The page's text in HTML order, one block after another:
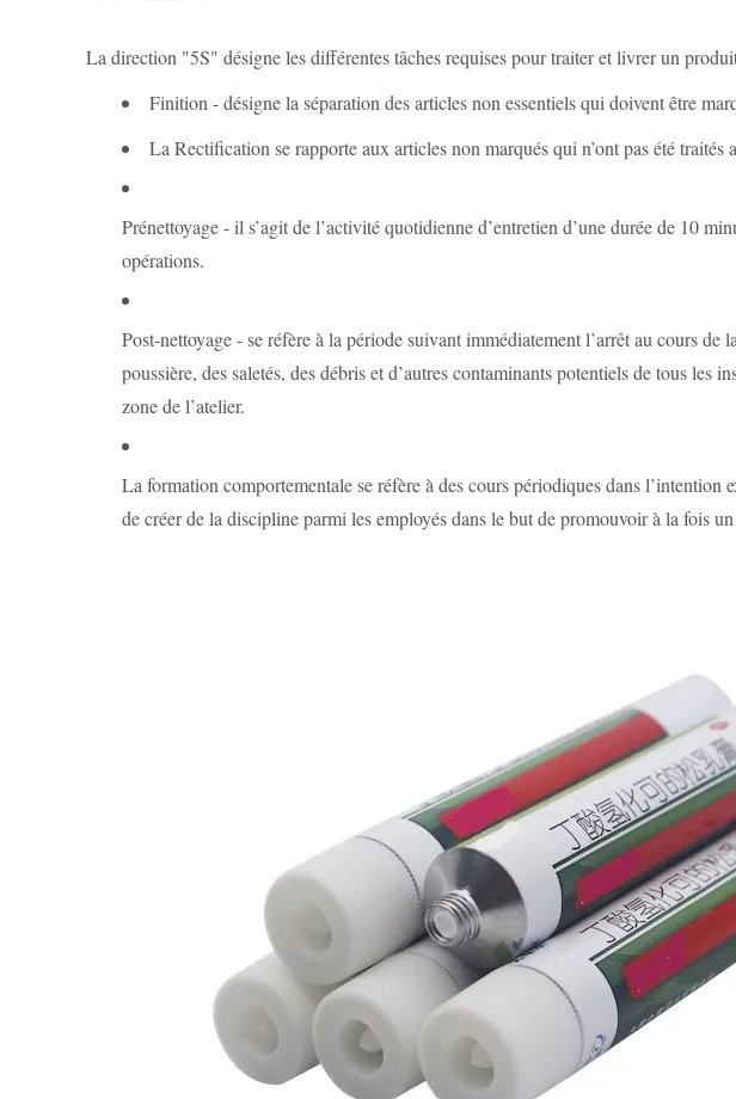
La direction "5S" désigne les différentes tâches requises pour traiter et livrer un
Finition - désigne la séparation des articles non essentiels qui doivent être
La Rectification se rapporte aux articles non marqués qui n’ont pas été
Prénettoyage - il s’agit de l’activité quotidienne d’entretien d’une durée de 10
opérations.
Post-nettoyage - se réfère à la période suivant immédiatement l’arrêt au cours
poussière, des saletés, des débris et d’autres contaminants potentiels de tous
zone de l’atelier.
La formation comportementale se réfère à des cours périodiques dans
de créer de la discipline parmi les employés dans le but de promouvoir à la fois